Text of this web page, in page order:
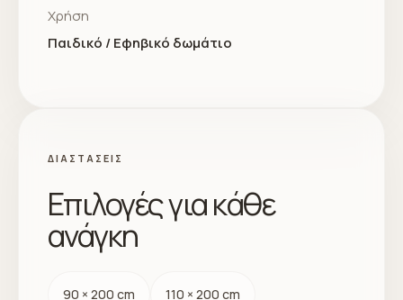
Χρήση
Παιδικό / Εφηβικό δωμάτιο
ΔΙΑΣΤΆΣΕΙΣ
Επιλογές για κάθε
ανάγκη
90 × 200 cm 110 × 200 cm